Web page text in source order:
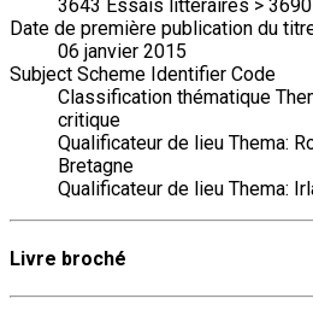
3643 Essais littéraires >
Date de première publication du
06 janvier 2015
Subject Scheme Identifier Code
Classification thématique
critique
Qualificateur de lieu Thema:
Bretagne
Qualificateur de lieu Thema:
Livre broché